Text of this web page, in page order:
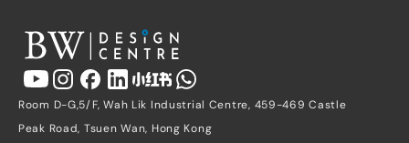
Room D-G,5/F, Wah Lik Industrial Centre, 459-469 Castle
Peak Road, Tsuen Wan, Hong Kong